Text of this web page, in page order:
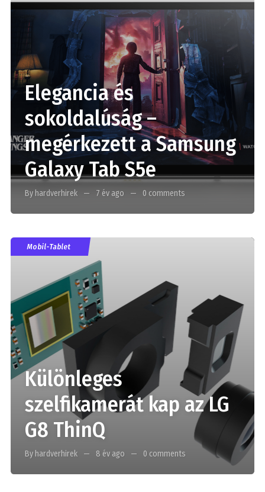
Elegancia és
sokoldalúság –
megérkezett a Samsung
Galaxy Tab S5e
By hardverhirek 7 év ago 0 comments
Mobil-Tablet
Különleges
szelfikamerát kap az LG
G8 ThinQ
By hardverhirek 8 év ago 0 comments